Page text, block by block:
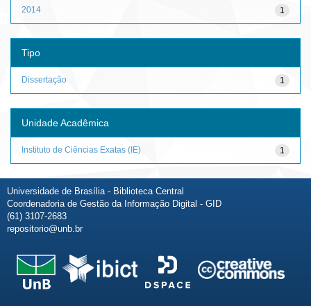
1
2014
Tipo
1
Dissertação
Unidade Acadêmica
1
Instituto de Ciências Exatas (IE)
Universidade de Brasília - Biblioteca Central
Coordenadoria de Gestão da Informação Digital - GID
(61) 3107-2683
repositorio@unb.br